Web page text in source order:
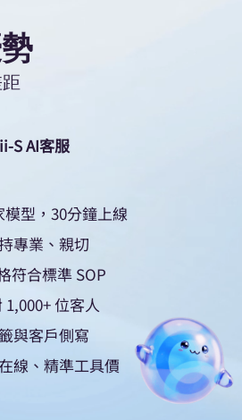
S AI客服
型，30分鐘上線
專業、親切
符合標準 SOP
1,000+ 位客人
與客戶側寫
線、精準工具價